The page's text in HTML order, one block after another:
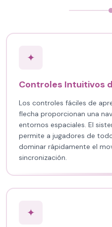
✦
Controles Intuitivos
Los controles fáciles de
flecha proporcionan una
entornos espaciales. El
permite a jugadores de
dominar rápidamente el
sincronización.
✦